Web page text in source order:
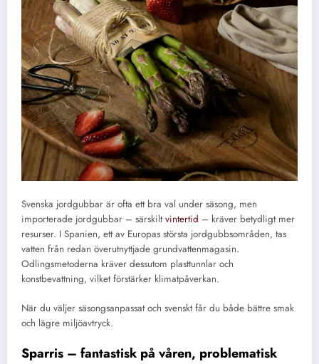
Svenska jordgubbar är ofta ett bra val under säsong, men
importerade jordgubbar – särskiltvintertid – kräver betydligt mer
resurser. I Spanien, ett av Europas största jordgubbsområden, tas
vatten från redan överutnyttjade grundvattenmagasin.
Odlingsmetoderna kräver dessutom plasttunnlar och
konstbevattning, vilket förstärker klimatpåverkan.
När du väljer säsongsanpassat och svenskt får du både bättre smak
och lägre miljöavtryck.
Sparris – fantastisk på våren, problematisk